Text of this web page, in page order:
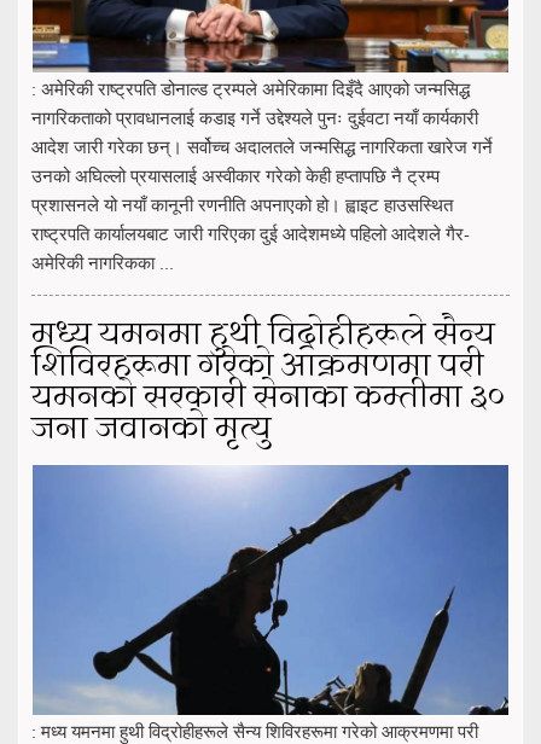
: अमेरिकी राष्ट्रपति डोनाल्ड ट्रम्पले अमेरिकामा दिइँदै आएको जन्मसिद्ध
नागरिकताको प्रावधानलाई कडाइ गर्ने उद्देश्यले पुनः दुईवटा नयाँ कार्यकारी
आदेश जारी गरेका छन्। सर्वोच्च अदालतले जन्मसिद्ध नागरिकता खारेज गर्ने
उनको अघिल्लो प्रयासलाई अस्वीकार गरेको केही हप्तापछि नै ट्रम्प
प्रशासनले यो नयाँ कानूनी रणनीति अपनाएको हो। ह्वाइट हाउसस्थित
राष्ट्रपति कार्यालयबाट जारी गरिएका दुई आदेशमध्ये पहिलो आदेशले गैर-
अमेरिकी नागरिकका ...
मध्य यमनमा हुथी विद्रोहीहरूले सैन्य
शिविरहरूमा गरेको आक्रमणमा परी
यमनको सरकारी सेनाका कम्तीमा ३०
जना जवानको मृत्यु
: मध्य यमनमा हुथी विद्रोहीहरूले सैन्य शिविरहरूमा गरेको आक्रमणमा परी